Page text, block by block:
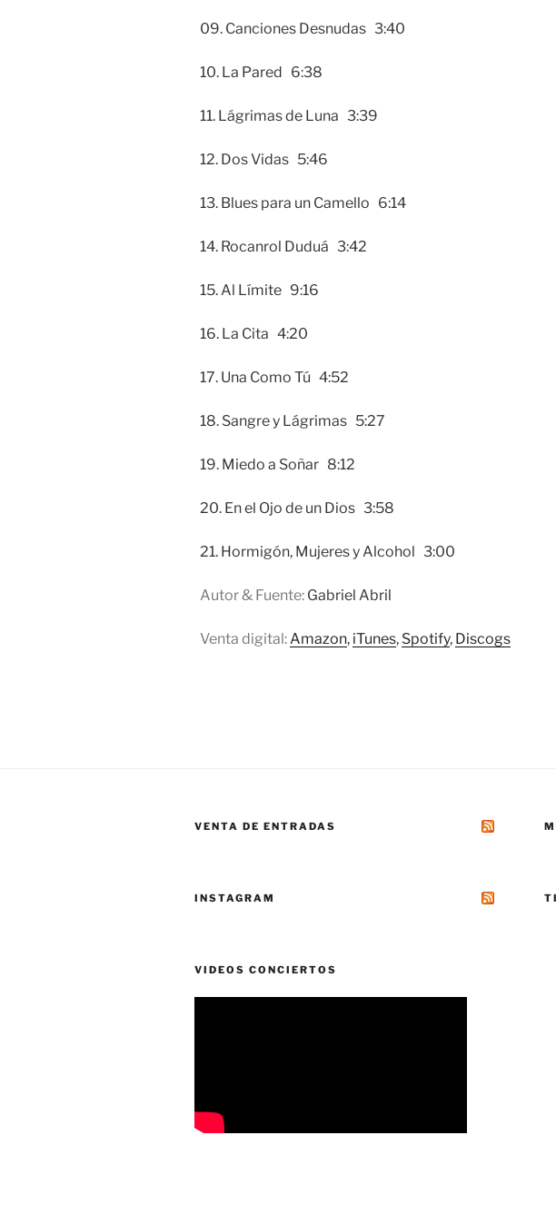
09. Canciones Desnudas 3:40
10. La Pared 6:38
11. Lágrimas de Luna 3:39
12. Dos Vidas 5:46
13. Blues para un Camello 6:14
14. Rocanrol Duduá 3:42
15. Al Límite 9:16
16. La Cita 4:20
17. Una Como Tú 4:52
18. Sangre y Lágrimas 5:27
19. Miedo a Soñar 8:12
20. En el Ojo de un Dios 3:58
21. Hormigón, Mujeres y Alcohol 3:00
Autor & Fuente: Gabriel Abril
Venta digital: Amazon, iTunes, Spotify, Discogs
VENTA DE ENTRADAS
INSTAGRAM
VIDEOS CONCIERTOS